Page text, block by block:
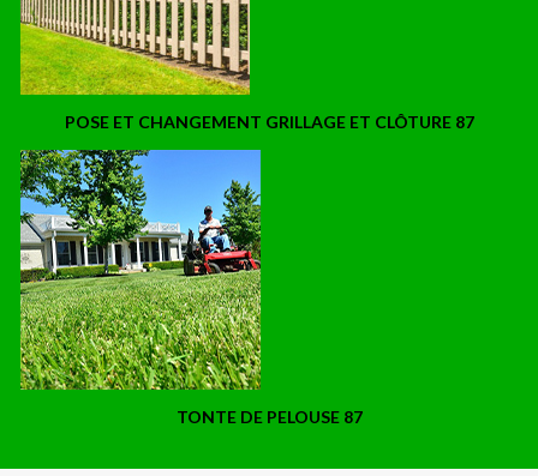
POSE ET CHANGEMENT GRILLAGE ET CLÔTURE 87
TONTE DE PELOUSE 87